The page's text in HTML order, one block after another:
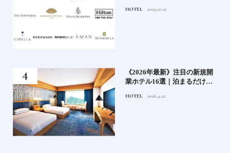
満喫｜ホテルブランド大解剖
HOTEL 2025.10.22
《2026年最新》注目の新規開
業ホテル16選｜泊まるだけで
ル
HOTEL 2026.4.22